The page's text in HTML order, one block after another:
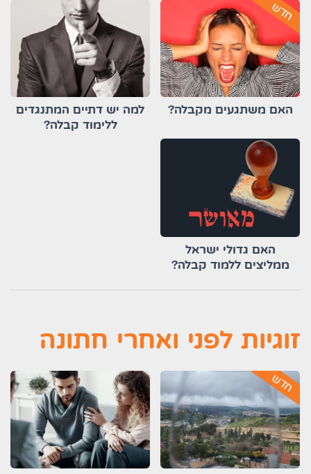
חדש
האם משתגעים מקבלה?
למה יש דתיים המתנגדים
ללימוד קבלה?
האם גדולי ישראל
ממליצים ללמוד קבלה?
זוגיות לפני ואחרי חתונה
חדש